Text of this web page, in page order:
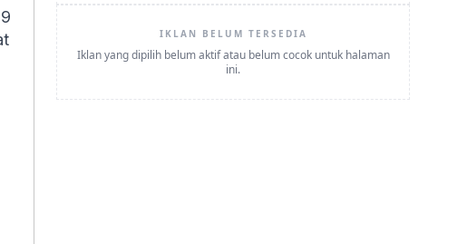
IKLAN BELUM TERSEDIA
Iklan yang dipilih belum aktif atau belum cocok untuk halaman
ini.